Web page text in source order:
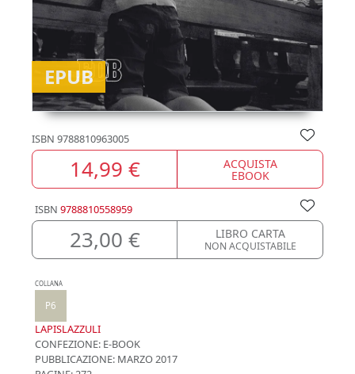
EPUB
ISBN 9788810963005
14,99 € ACQUISTA
EBOOK
ISBN 9788810558959
23,00 € LIBRO CARTA
NON ACQUISTABILE
COLLANA
P6
LAPISLAZZULI
CONFEZIONE: E-BOOK
PUBBLICAZIONE: MARZO 2017